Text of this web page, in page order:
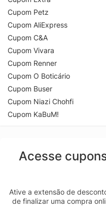
Cupom Petz
Cupom AliExpress
Cupom C&A
Cupom Vivara
Cupom Renner
Cupom O Boticário
Cupom Buser
Cupom Niazi Chohfi
Cupom KaBuM!
Acesse
Ative a extensão de
de finalizar uma compra